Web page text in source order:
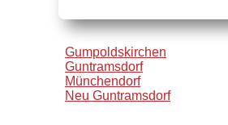
Gumpoldskirchen
Guntramsdorf
Münchendorf
Neu Guntramsdorf